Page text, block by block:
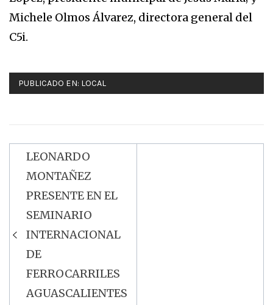
Michele Olmos Álvarez, directora general del
C5i.
PUBLICADO EN: LOCAL
Navegación
de
entradas
LEONARDO
MONTAÑEZ
PRESENTE EN EL
SEMINARIO
INTERNACIONAL
DE
FERROCARRILES
AGUASCALIENTES